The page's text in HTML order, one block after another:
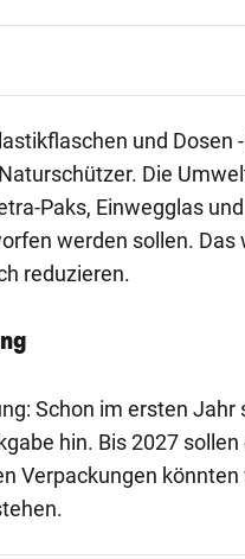
und Dosen
Die
Paks, Einwegglas
werden sollen. Das
reduzieren.
Schon im ersten Jahr
hin. Bis 2027
Verpackungen könnten